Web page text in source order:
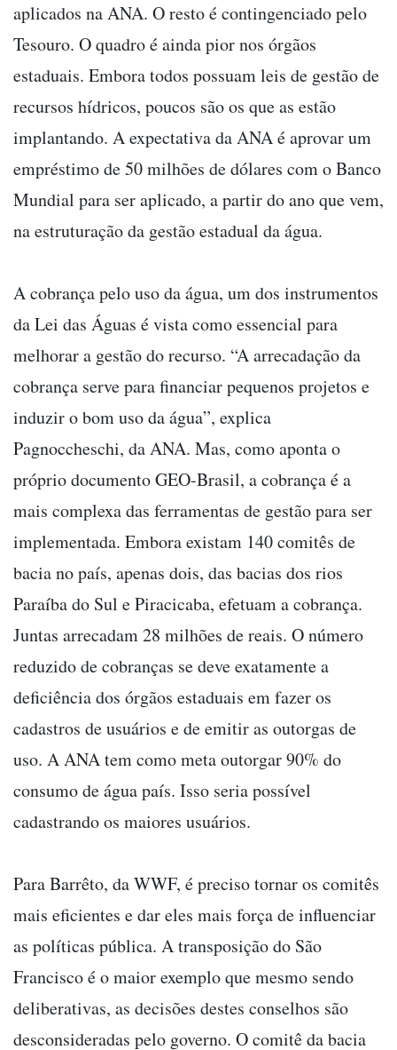
aplicados na ANA. O resto é contingenciado pelo
Tesouro. O quadro é ainda pior nos órgãos
estaduais. Embora todos possuam leis de gestão de
recursos hídricos, poucos são os que as estão
implantando. A expectativa da ANA é aprovar um
empréstimo de 50 milhões de dólares com o Banco
Mundial para ser aplicado, a partir do ano que vem,
na estruturação da gestão estadual da água.
A cobrança pelo uso da água, um dos instrumentos
da Lei das Águas é vista como essencial para
melhorar a gestão do recurso. “A arrecadação da
cobrança serve para financiar pequenos projetos e
induzir o bom uso da água”, explica
Pagnoccheschi, da ANA. Mas, como aponta o
próprio documento GEO-Brasil, a cobrança é a
mais complexa das ferramentas de gestão para ser
implementada. Embora existam 140 comitês de
bacia no país, apenas dois, das bacias dos rios
Paraíba do Sul e Piracicaba, efetuam a cobrança.
Juntas arrecadam 28 milhões de reais. O número
reduzido de cobranças se deve exatamente a
deficiência dos órgãos estaduais em fazer os
cadastros de usuários e de emitir as outorgas de
uso. A ANA tem como meta outorgar 90% do
consumo de água país. Isso seria possível
cadastrando os maiores usuários.
Para Barrêto, da WWF, é preciso tornar os comitês
mais eficientes e dar eles mais força de influenciar
as políticas pública. A transposição do São
Francisco é o maior exemplo que mesmo sendo
deliberativas, as decisões destes conselhos são
desconsideradas pelo governo. O comitê da bacia